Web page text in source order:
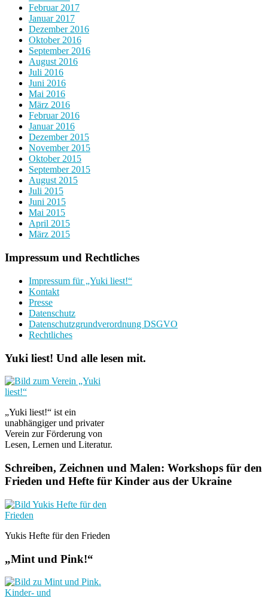
Februar 2017
Januar 2017
Dezember 2016
Oktober 2016
September 2016
August 2016
Juli 2016
Juni 2016
Mai 2016
März 2016
Februar 2016
Januar 2016
Dezember 2015
November 2015
Oktober 2015
September 2015
August 2015
Juli 2015
Juni 2015
Mai 2015
April 2015
März 2015
Impressum und Rechtliches
Impressum für „Yuki liest!“
Kontakt
Presse
Datenschutz
Datenschutzgrundverordnung DSGVO
Rechtliches
Yuki liest! Und alle lesen mit.
„Yuki liest!“ ist ein
unabhängiger und privater
Verein zur Förderung von
Lesen, Lernen und Literatur.
Schreiben, Zeichnen und Malen: Workshops für den
Frieden und Hefte für Kinder aus der Ukraine
Yukis Hefte für den Frieden
„Mint und Pink!“